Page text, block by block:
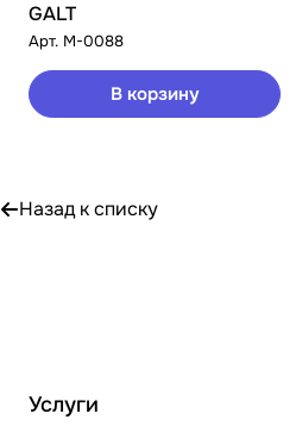
GALT
Арт. M-0088
В корзину
Назад к списку
Услуги